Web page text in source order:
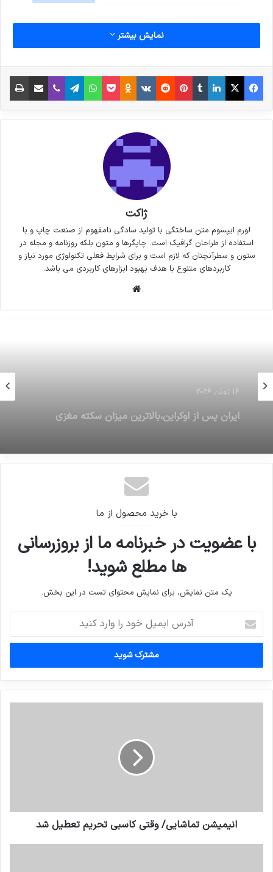
نمایش بیشتر
فیس بوک X لینکدین
‫تامبلر‫پین‌ترست
‫رددیت‫VKontakte
‫Odnoklassniki
پاکتواتس آپ تلگراموایبر اشتراک گذاری از طریق ایمیل
ژاکت
لورم ایپسوم متن ساختگی با تولید سادگی نامفهوم از صنعت چاپ و با
استفاده از طراحان گرافیک است. چاپگرها و متون بلکه روزنامه و مجله در
ستون و سطرآنچنان که لازم است و برای شرایط فعلی تکنولوژی مورد نیاز و
کاربردهای متنوع با هدف بهبود ابزارهای کاربردی می باشد.
16 ژوئن 2026
نان طبق برنامه از یکم آذر گران می‌شود
با خرید محصول از ما
با عضویت در خبرنامه ما از بروزرسانی
ها مطلع شوید!
یک متن نمایش، برای نمایش محتوای تست در این بخش.
ایمیل
خود
وارد
کنید
انيميشن تماشايي/ وقتي كاسبي تحريم تعطيل شد